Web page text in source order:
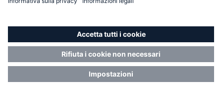
Munich Re’s Statement on the UK Modern Slavery Act